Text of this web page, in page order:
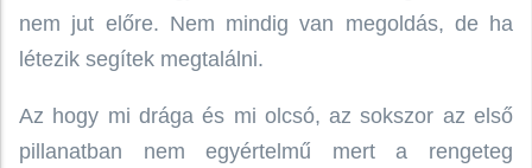
nem jut előre. Nem mindig van megoldás, de ha
létezik segítek megtalálni.
Az hogy mi drága és mi olcsó, az sokszor az első
pillanatban nem egyértelmű mert a rengeteg